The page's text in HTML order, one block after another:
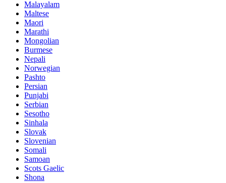
Malayalam
Maltese
Maori
Marathi
Mongolian
Burmese
Nepali
Norwegian
Pashto
Persian
Punjabi
Serbian
Sesotho
Sinhala
Slovak
Slovenian
Somali
Samoan
Scots Gaelic
Shona